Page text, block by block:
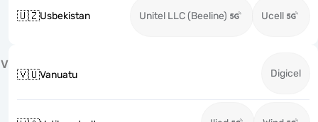
🇺🇿Usbekistan Unitel LLC (Beeline) Ucell
V
🇻🇺Vanuatu Digicel